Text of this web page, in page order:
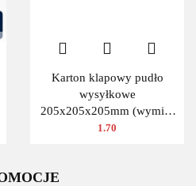
Karton klapowy pudło
wysyłkowe
205x205x205mm (wymiar
zewn.) Fala B 480g/m2
1.70